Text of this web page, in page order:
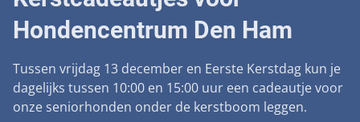
Landelijke registratie bijtincidenten
Verantwoord fokbeleid
Landelijk vuurwerkverbod
Verplichte pre-aanschaf cursus
Teken onze petitie
Adopteer een seniorhond
Sponsor een seniorhond
Wat wij doen
Onze organisatie
Samenwerking
Contactgegevens
Pers
Nieuws
Zoeken
Hondencentrum Den Ham
Tussen vrijdag 13 december en Eerste Kerstdag kun je
dagelijks tussen 10:00 en 15:00 uur een cadeautje voor
onze seniorhonden onder de kerstboom leggen.